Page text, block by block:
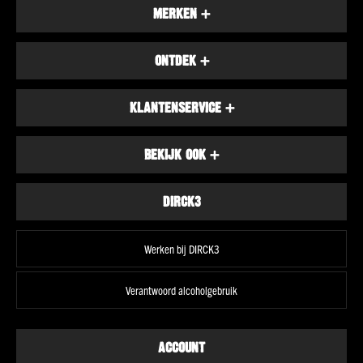
Alcoholvrij
Cider
onze
bieren
Alfa
Bavaria
Trappe
MERKEN +
ONTDEK +
KLANTENSERVICE +
BEKIJK OOK +
DIRCK3
Werken bij DIRCK3
Verantwoord alcoholgebruik
ACCOUNT